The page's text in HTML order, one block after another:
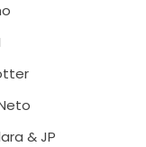
& JP